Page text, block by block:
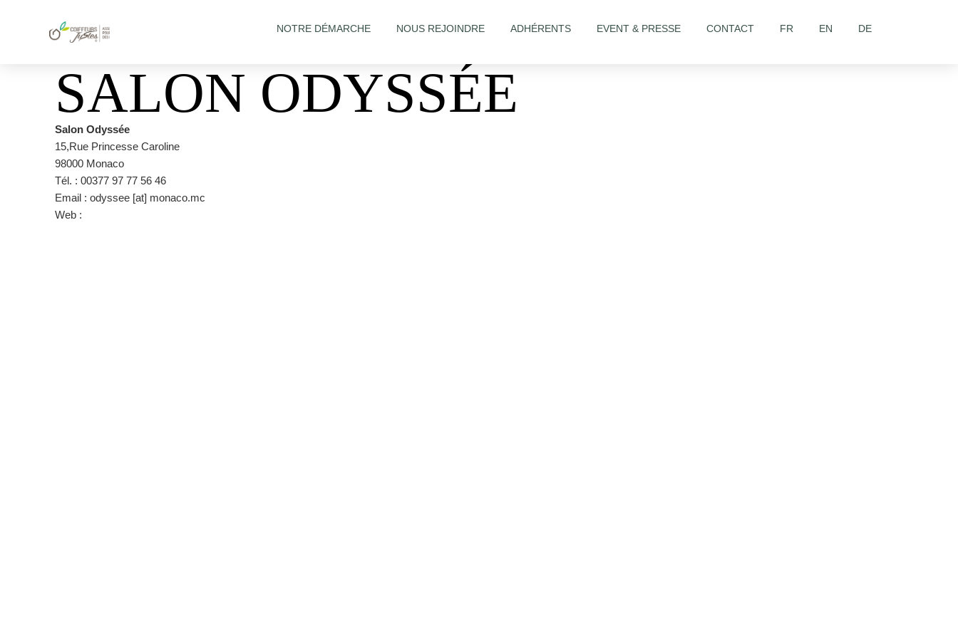
NOTRE DÉMARCHE NOUS REJOINDRE ADHÉRENTS EVENT & PRESSE CONTACT FR EN DE
SALON ODYSSÉE
Salon Odyssée
15,Rue Princesse Caroline
98000 Monaco
Tél. : 00377 97 77 56 46
Email : odyssee [at] monaco.mc
Web :